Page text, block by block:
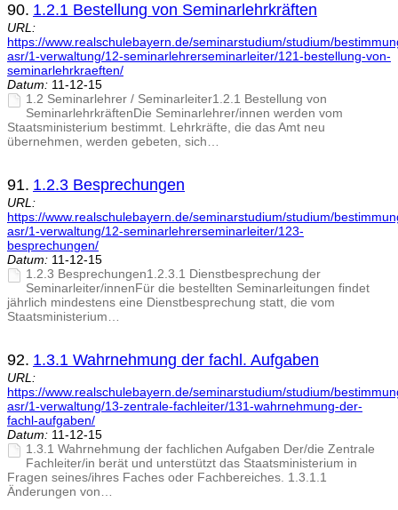
90. 1.2.1 Bestellung von Seminarlehrkräften
URL:
https://www.realschulebayern.de/seminarstudium/studium/
asr/1-verwaltung/12-seminarlehrerseminarleiter/121-bestellung-von-
seminarlehrkraeften/
Datum: 11-12-15
1.2 Seminarlehrer / Seminarleiter1.2.1 Bestellung von
SeminarlehrkräftenDie Seminarlehrer/innen werden vom
Staatsministerium bestimmt. Lehrkräfte, die das Amt neu
übernehmen, werden gebeten, sich…
91. 1.2.3 Besprechungen
URL:
https://www.realschulebayern.de/seminarstudium/studium/
asr/1-verwaltung/12-seminarlehrerseminarleiter/123-
besprechungen/
Datum: 11-12-15
1.2.3 Besprechungen1.2.3.1 Dienstbesprechung der
Seminarleiter/innenFür die bestellten Seminarleitungen findet
jährlich mindestens eine Dienstbesprechung statt, die vom
Staatsministerium…
92. 1.3.1 Wahrnehmung der fachl. Aufgaben
URL:
https://www.realschulebayern.de/seminarstudium/studium/
asr/1-verwaltung/13-zentrale-fachleiter/131-wahrnehmung-der-
fachl-aufgaben/
Datum: 11-12-15
1.3.1 Wahrnehmung der fachlichen Aufgaben Der/die Zentrale
Fachleiter/in berät und unterstützt das Staatsministerium in
Fragen seines/ihres Faches oder Fachbereiches. 1.3.1.1
Änderungen von…